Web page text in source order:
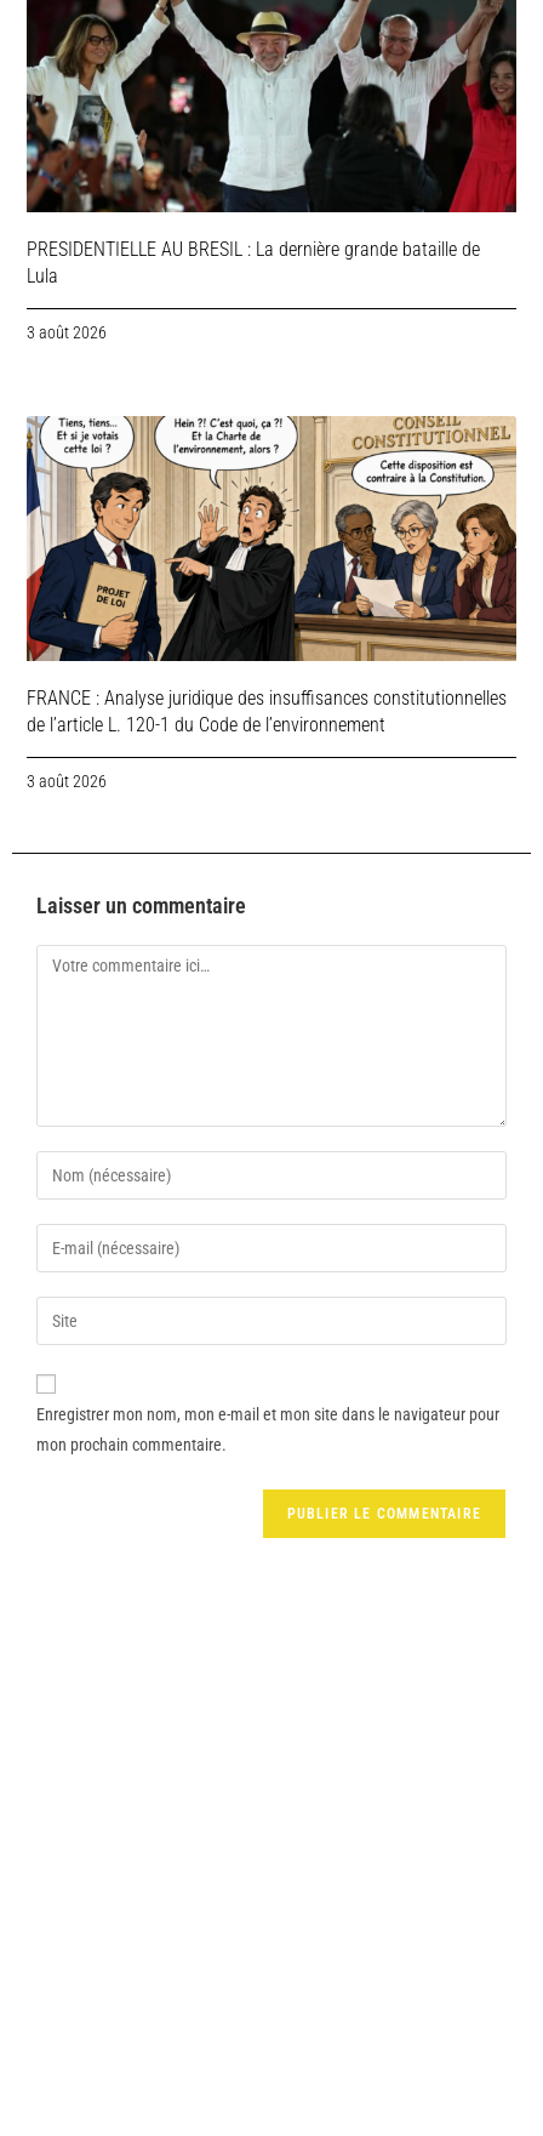
PRESIDENTIELLE AU BRESIL : La dernière grande bataille de
Lula
3 août 2026
FRANCE : Analyse juridique des insuffisances constitutionnelles
de l’article L. 120-1 du Code de l’environnement
3 août 2026
Laisser un commentaire
Enregistrer mon nom, mon e-mail et mon site dans le navigateur pour
mon prochain commentaire.